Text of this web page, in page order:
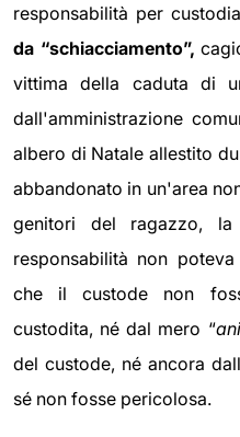
responsabilità per
da “schiacciamento”,
vittima della caduta di
dall'amministrazione
albero di Natale allestito
abbandonato in un'area
genitori del ragazzo,
responsabilità non
che il custode non
custodita, né dal mero “
del custode, né ancora
sé non fosse pericolosa.